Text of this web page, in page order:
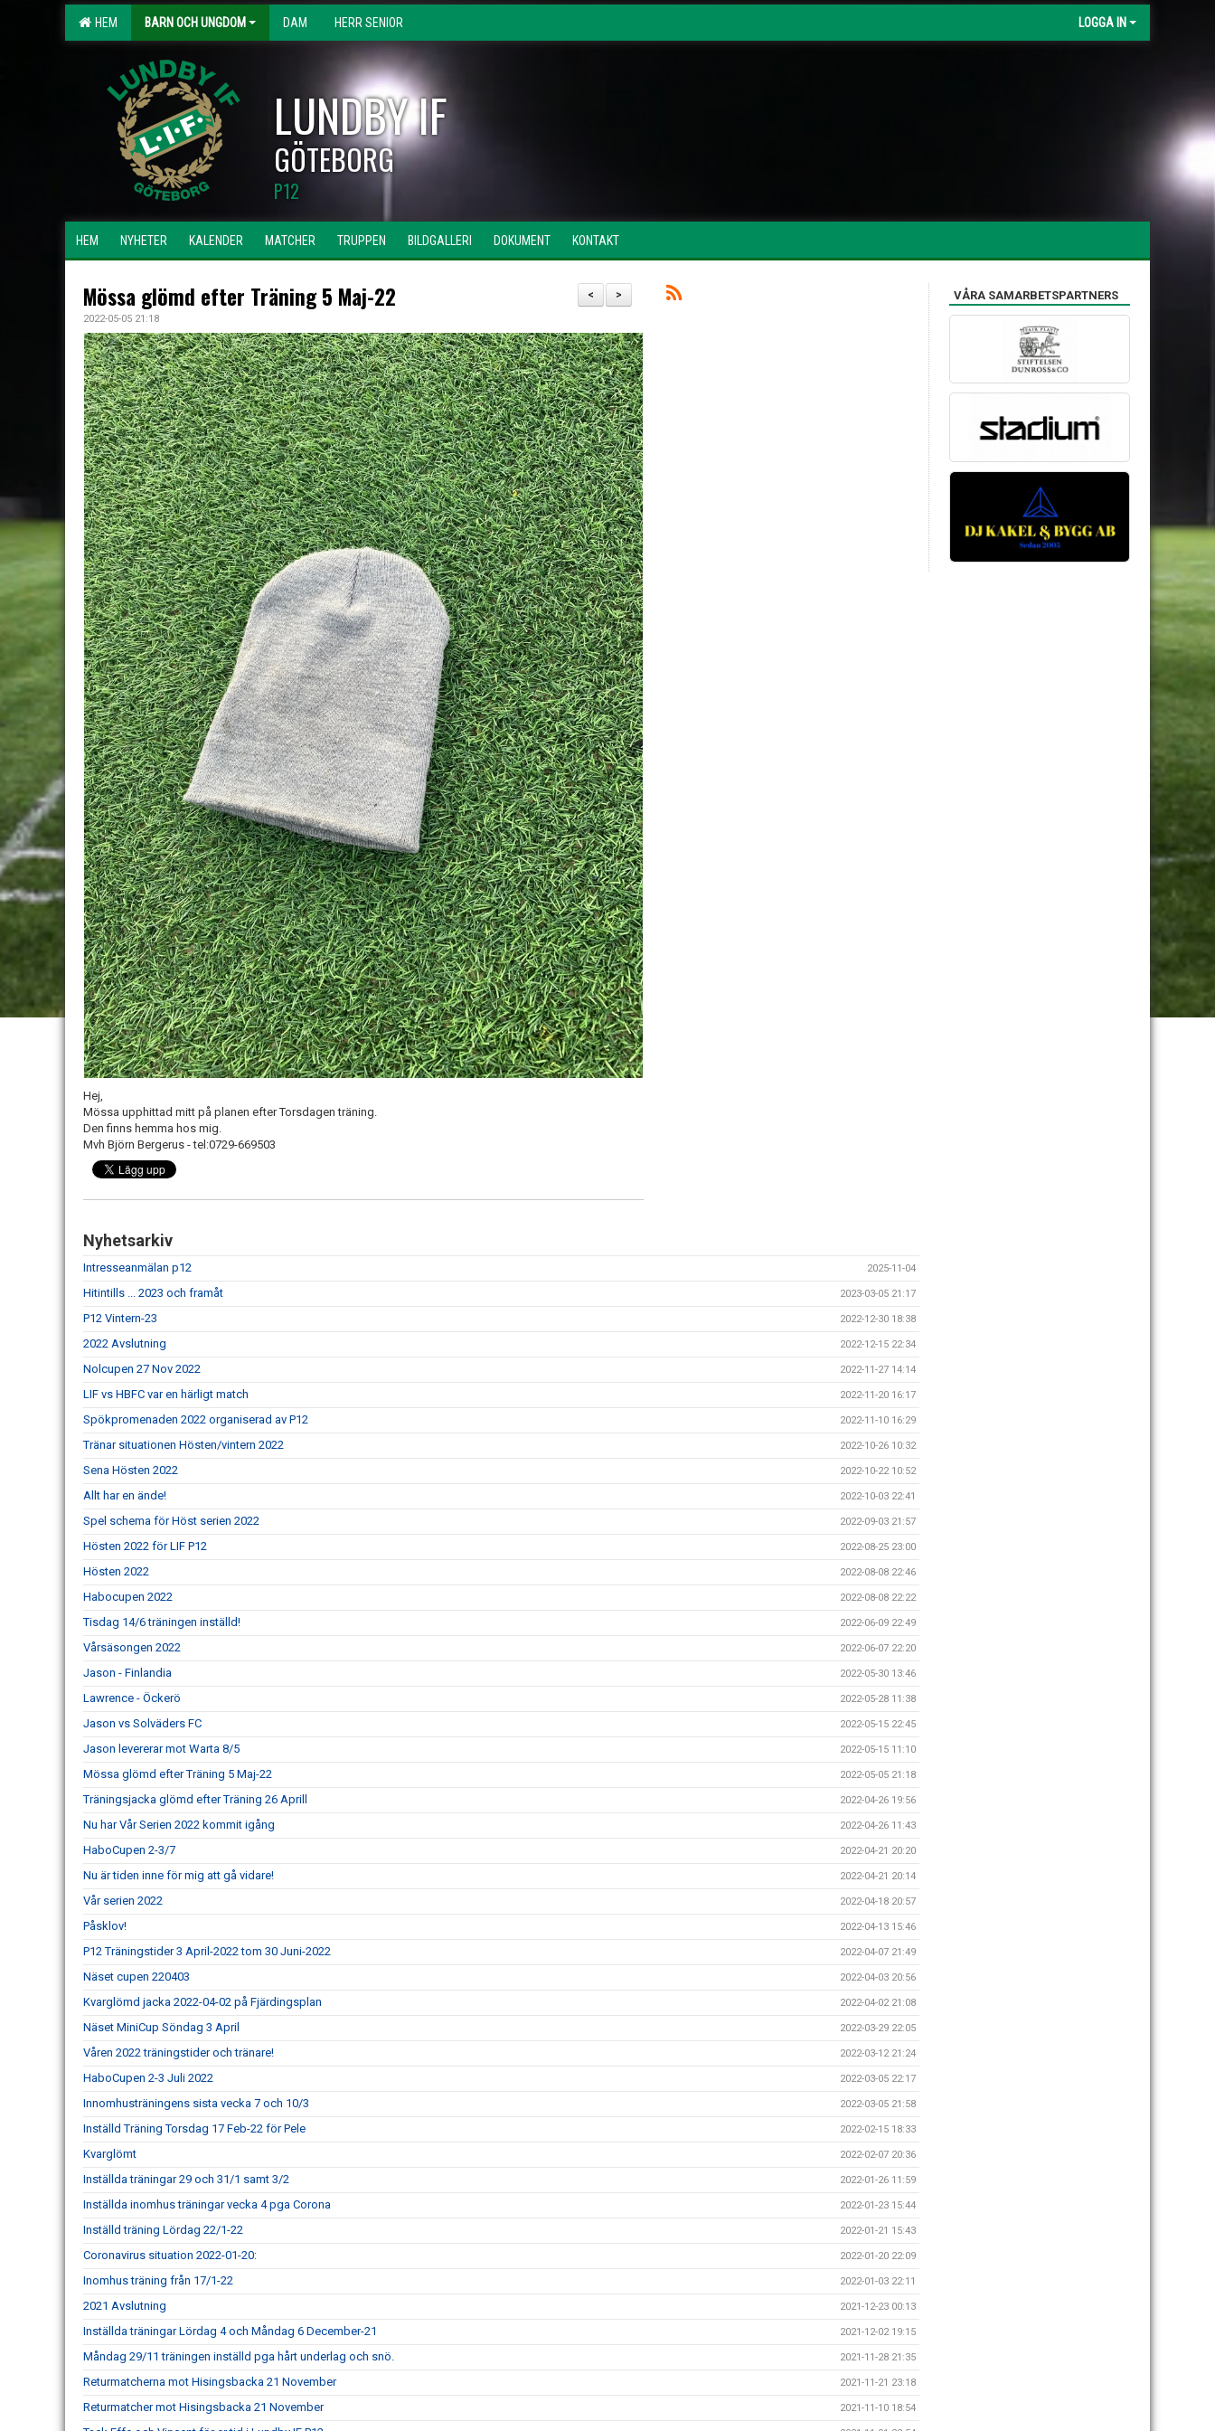
HEM BARN OCH UNGDOM DAM HERR SENIOR LOGGA IN
LUNDBY IF
GÖTEBORG
P12
HEM NYHETER KALENDER MATCHER TRUPPEN BILDGALLERI DOKUMENT KONTAKT
>
<
Mössa glömd efter Träning 5 Maj-22
2022-05-05 21:18
Hej,
Mössa upphittad mitt på planen efter Torsdagen träning.
Den finns hemma hos mig.
Mvh Björn Bergerus - tel:0729-669503
Nyhetsarkiv
Intresseanmälan p12 2025-11-04
Hitintills ... 2023 och framåt 2023-03-05 21:17
P12 Vintern-23 2022-12-30 18:38
2022 Avslutning 2022-12-15 22:34
Nolcupen 27 Nov 2022 2022-11-27 14:14
LIF vs HBFC var en härligt match 2022-11-20 16:17
Spökpromenaden 2022 organiserad av P12 2022-11-10 16:29
Tränar situationen Hösten/vintern 2022 2022-10-26 10:32
Sena Hösten 2022 2022-10-22 10:52
Allt har en ände! 2022-10-03 22:41
Spel schema för Höst serien 2022 2022-09-03 21:57
Hösten 2022 för LIF P12 2022-08-25 23:00
Hösten 2022 2022-08-08 22:46
Habocupen 2022 2022-08-08 22:22
Tisdag 14/6 träningen inställd! 2022-06-09 22:49
Vårsäsongen 2022 2022-06-07 22:20
Jason - Finlandia 2022-05-30 13:46
Lawrence - Öckerö 2022-05-28 11:38
Jason vs Solväders FC 2022-05-15 22:45
Jason levererar mot Warta 8/5 2022-05-15 11:10
Mössa glömd efter Träning 5 Maj-22 2022-05-05 21:18
Träningsjacka glömd efter Träning 26 Aprill 2022-04-26 19:56
Nu har Vår Serien 2022 kommit igång 2022-04-26 11:43
HaboCupen 2-3/7 2022-04-21 20:20
Nu är tiden inne för mig att gå vidare! 2022-04-21 20:14
Vår serien 2022 2022-04-18 20:57
Påsklov! 2022-04-13 15:46
P12 Träningstider 3 April-2022 tom 30 Juni-2022 2022-04-07 21:49
Näset cupen 220403 2022-04-03 20:56
Kvarglömd jacka 2022-04-02 på Fjärdingsplan 2022-04-02 21:08
Näset MiniCup Söndag 3 April 2022-03-29 22:05
Våren 2022 träningstider och tränare! 2022-03-12 21:24
HaboCupen 2-3 Juli 2022 2022-03-05 22:17
Innomhusträningens sista vecka 7 och 10/3 2022-03-05 21:58
Inställd Träning Torsdag 17 Feb-22 för Pele 2022-02-15 18:33
Kvarglömt 2022-02-07 20:36
Inställda träningar 29 och 31/1 samt 3/2 2022-01-26 11:59
Inställda inomhus träningar vecka 4 pga Corona 2022-01-23 15:44
Inställd träning Lördag 22/1-22 2022-01-21 15:43
Coronavirus situation 2022-01-20: 2022-01-20 22:09
Inomhus träning från 17/1-22 2022-01-03 22:11
2021 Avslutning 2021-12-23 00:13
Inställda träningar Lördag 4 och Måndag 6 December-21 2021-12-02 19:15
Måndag 29/11 träningen inställd pga hårt underlag och snö. 2021-11-28 21:35
Returmatcherna mot Hisingsbacka 21 November 2021-11-21 23:18
Returmatcher mot Hisingsbacka 21 November 2021-11-10 18:54
VÅRA SAMARBETSPARTNERS